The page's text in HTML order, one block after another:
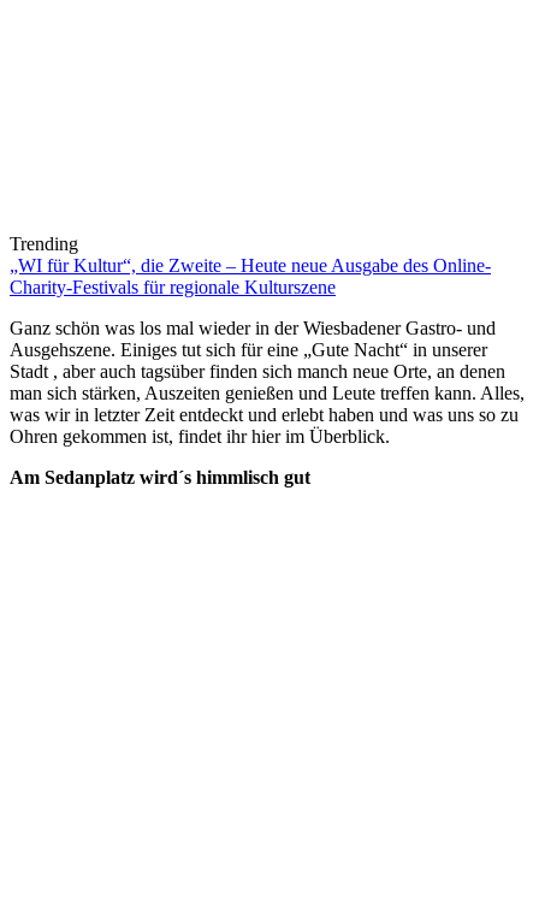
Trending
„WI für Kultur“, die Zweite – Heute neue Ausgabe des Online-
Charity-Festivals für regionale Kulturszene
Ganz schön was los mal wieder in der Wiesbadener Gastro- und
Ausgehszene. Einiges tut sich für eine „Gute Nacht“ in unserer
Stadt , aber auch tagsüber finden sich manch neue Orte, an denen
man sich stärken, Auszeiten genießen und Leute treffen kann. Alles,
was wir in letzter Zeit entdeckt und erlebt haben und was uns so zu
Ohren gekommen ist, findet ihr hier im Überblick.
Am Sedanplatz wird´s himmlisch gut